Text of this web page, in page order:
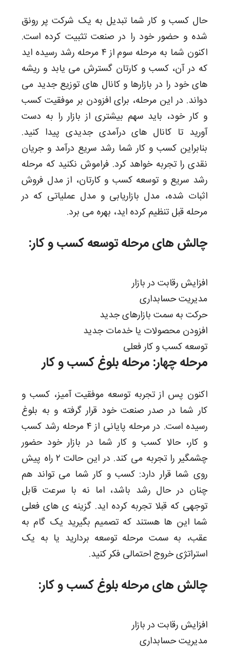
حال کسب و کار شما تبدیل به یک شرکت پر رونق
شده و حضور خود را در صنعت تثبیت کرده است.
اکنون شما به مرحله سوم از ۴ مرحله رشد رسیده اید
که در آن، کسب و کارتان گسترش می یابد و ریشه
های خود را در بازارها و کانال های توزیع جدید می
دواند. در این مرحله، برای افزودن بر موفقیت کسب
و کار خود، باید سهم بیشتری از بازار را به دست
آورید تا کانال های درآمدی جدیدی پیدا کنید.
بنابراین کسب و کار شما رشد سریع درآمد و جریان
نقدی را تجربه خواهد کرد. فراموش نکنید که مرحله
رشد سریع و توسعه کسب و کارتان، از مدل فروش
اثبات شده، مدل بازاریابی و مدل عملیاتی که در
مرحله قبل تنظیم کرده اید، بهره می برد.
چالش های مرحله توسعه کسب و کار:
افزایش رقابت در بازار
مدیریت حسابداری
حرکت به سمت بازارهای جدید
افزودن محصولات یا خدمات جدید
توسعه کسب و کار فعلی
مرحله چهار: مرحله بلوغ کسب و کار
اکنون پس از تجربه توسعه موفقیت آمیز، کسب و
کار شما در صدر صنعت خود قرار گرفته و به بلوغ
رسیده است. در مرحله پایانی از ۴ مرحله رشد کسب
و کار، حالا کسب و کار شما در بازار خود حضور
چشمگیر را تجربه می کند. در این حالت ۲ راه پیش
روی شما قرار دارد: کسب و کار شما می تواند هم
چنان در حال رشد باشد، اما نه با سرعت قابل
توجهی که قبلا تجربه کرده اید. گزینه ی های فعلی
شما این ها هستند که تصمیم بگیرید یک گام به
عقب، به سمت مرحله توسعه بردارید یا به یک
استراتژی خروج احتمالی فکر کنید.
چالش های مرحله بلوغ کسب و کار:
افزایش رقابت در بازار
مدیریت حسابداری